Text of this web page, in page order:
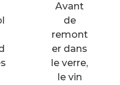
Avant
de
remont
er dans
le verre,
le vin